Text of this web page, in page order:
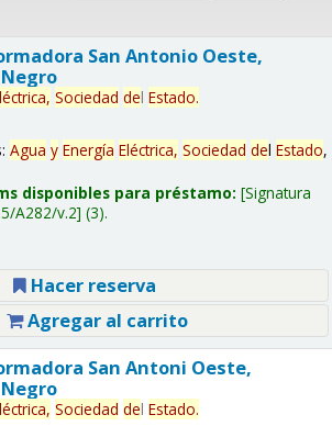
San Antonio Oeste,
Sociedad del Estado.
Agua y Energía Eléctrica, Sociedad del Estado,
disponibles para préstamo: Signatura
A282/v.2 (3).
Hacer reserva
Agregar al carrito
San Antoni Oeste,
Sociedad del Estado.